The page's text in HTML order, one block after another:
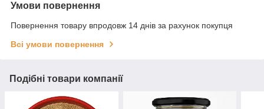
Умови повернення
Повернення товару впродовж 14 днів за рахунок покупця
Всі умови повернення
Подібні товари компанії